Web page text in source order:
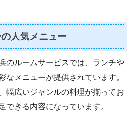
人気メニュー
のルームサービスでは、ランチや
なメニューが提供されています。
幅広いジャンルの料理が揃ってお
できる内容になっています。